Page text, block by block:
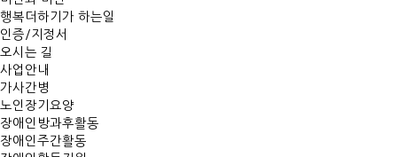
행복더하기가 하는일
인증/지정서
오시는 길
사업안내
가사간병
노인장기요양
장애인방과후활동
장애인주간활동